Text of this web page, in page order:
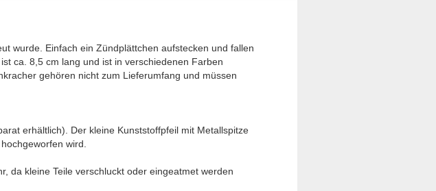
wurde. Einfach ein Zündplättchen aufstecken und fallen
ca. 8,5 cm lang und ist in verschiedenen Farben
gehören nicht zum Lieferumfang und müssen
erhältlich). Der kleine Kunststoffpfeil mit Metallspitze
wird.
da kleine Teile verschluckt oder eingeatmet werden